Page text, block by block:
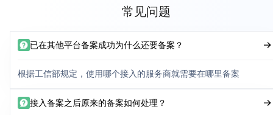
常见问题
已在其他平台备案成功为什么还要备案？
根据工信部规定，使用哪个接入的服务商就需要在哪里备案
接入备案之后原来的备案如何处理？